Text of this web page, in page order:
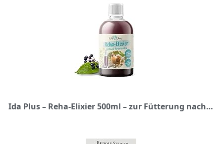
Ida Plus – Reha-Elixier 500ml – zur Fütterung nach Anti Milben & Wurmkur Behandlung – optimale Regeneration nach Milben-, Wurm- & Kokzidienbefall bei Hühnern & Geflügel – mit Eisen & Vitamin B-Komplex